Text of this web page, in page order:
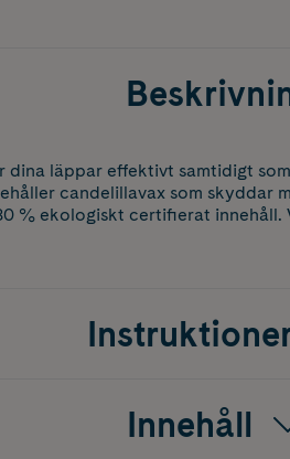
dina läppar effektivt samtidigt
candelillavax som skyddar
% ekologiskt certifierat innehåll.
Innehåll